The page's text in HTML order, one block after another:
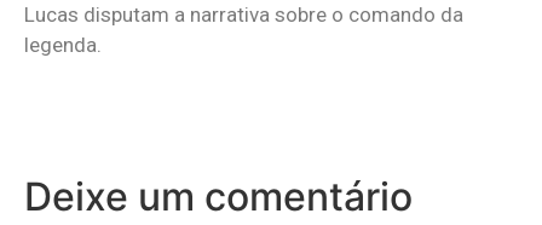
Lucas disputam a narrativa sobre o comando da
legenda.
Deixe um comentário